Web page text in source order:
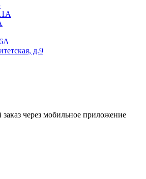
д.9
через мобильное приложение